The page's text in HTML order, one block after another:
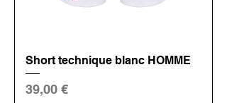
Short technique blanc HOMME
Prix
39,00 €